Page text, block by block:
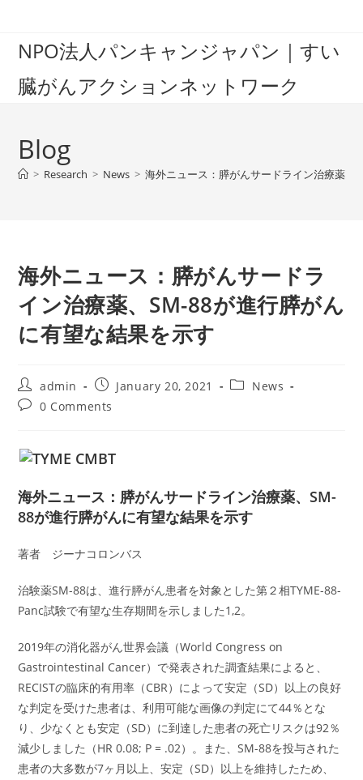
contentNPO法人パンキャンジャパン｜すい
臓がんアクションネットワーク
Blog
> Research > News > 海外ニュース：膵がんサードライン治療薬、
海外ニュース：膵がんサードラ
イン治療薬、SM-88が進行膵がん
に有望な結果を示す
Post
author:
admin
Post
published:
January 20, 2021
PostNews
Post0 Comments
海外ニュース：膵がんサードライン治療薬、SM-
88が進行膵がんに有望な結果を示す
著者 ジーナコロンバス
治験薬SM-88は、進行膵がん患者を対象とした第２相TYME-88-
Panc試験で有望な生存期間を示しました1,2。
2019年の消化器がん世界会議（World Congress on
Gastrointestinal Cancer）で発表された調査結果によると、
RECISTの臨床的有用率（CBR）によって安定（SD）以上の良好
な判定を受けた患者は、利用可能な画像の判定にて44％とな
り、少なくとも安定（SD）に到達した患者の死亡リスクは92％
減少しました（HR 0.08; P = .02）。また、SM-88を投与された
患者の大多数が7ヶ月以上、安定（SD）以上を維持したため、